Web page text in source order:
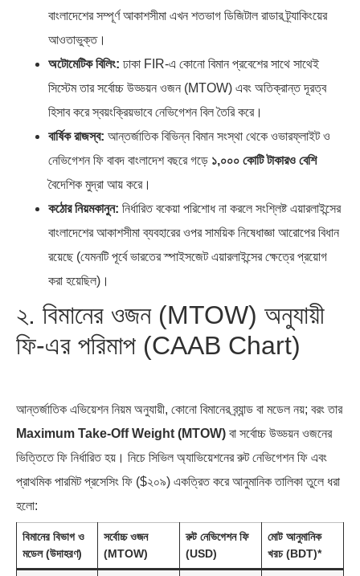
বাংলাদেশের সম্পূর্ণ আকাশসীমা এখন শতভাগ ডিজিটাল রাডার ট্র্যাকিংয়ের
আওতাভুক্ত।
অটোমেটিক বিলিং: ঢাকা FIR-এ কোনো বিমান প্রবেশের সাথে সাথেই
সিস্টেম তার সর্বোচ্চ উড্ডয়ন ওজন (MTOW) এবং অতিক্রান্ত দূরত্ব
হিসাব করে স্বয়ংক্রিয়ভাবে নেভিগেশন বিল তৈরি করে।
বার্ষিক রাজস্ব: আন্তর্জাতিক বিভিন্ন বিমান সংস্থা থেকে ওভারফ্লাইট ও
নেভিগেশন ফি বাবদ বাংলাদেশ বছরে গড়ে ১,০০০ কোটি টাকারও বেশি
বৈদেশিক মুদ্রা আয় করে।
কঠোর নিয়মকানুন: নির্ধারিত বকেয়া পরিশোধ না করলে সংশ্লিষ্ট এয়ারলাইন্সের
বাংলাদেশের আকাশসীমা ব্যবহারের ওপর সাময়িক নিষেধাজ্ঞা আরোপের বিধান
রয়েছে (যেমনটি পূর্বে ভারতের স্পাইসজেট এয়ারলাইন্সের ক্ষেত্রে প্রয়োগ
করা হয়েছিল)।
২. বিমানের ওজন (MTOW) অনুযায়ী
ফি-এর পরিমাপ (CAAB Chart)
আন্তর্জাতিক এভিয়েশন নিয়ম অনুযায়ী, কোনো বিমানের ব্র্যান্ড বা মডেল নয়; বরং তার
Maximum Take-Off Weight (MTOW) বা সর্বোচ্চ উড্ডয়ন ওজনের
ভিত্তিতে ফি নির্ধারিত হয়। নিচে সিভিল অ্যাভিয়েশনের রুট নেভিগেশন ফি এবং
প্রাথমিক পারমিট প্রসেসিং ফি ($২০৯) একত্রিত করে আনুমানিক তালিকা তুলে ধরা
হলো:
বিমানের বিভাগ ও
মডেল (উদাহরণ)
সর্বোচ্চ ওজন
(MTOW)
রুট নেভিগেশন ফি
(USD)
মোট আনুমানিক
খরচ (BDT)*